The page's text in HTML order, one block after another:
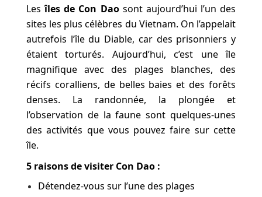
Lesîles de Con Daosont aujourd’hui l’un des
sites les plus célèbres du Vietnam. On l’appelait
autrefois l’île du Diable, car des prisonniers y
étaient torturés. Aujourd’hui, c’est une île
magnifique avec des plages blanches, des
récifs coralliens, de belles baies et des forêts
denses. La randonnée, la plongée et
l’observation de la faune sont quelques-unes
des activités que vous pouvez faire sur cette
île.
5 raisons de visiter Con Dao :
Détendez-vous sur l’une des plages